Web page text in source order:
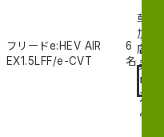
フリードe:HEV AIR
EX1.5L FF/e-CVT
6
名
草
加
店試
乗
申
込
み